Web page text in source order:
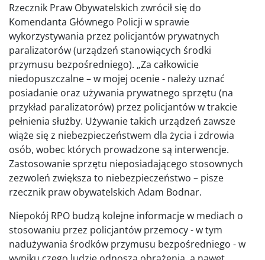
Rzecznik Praw Obywatelskich zwrócił się do
Komendanta Głównego Policji w sprawie
wykorzystywania przez policjantów prywatnych
paralizatorów (urządzeń stanowiących środki
przymusu bezpośredniego). „Za całkowicie
niedopuszczalne – w mojej ocenie - należy uznać
posiadanie oraz używania prywatnego sprzętu (na
przykład paralizatorów) przez policjantów w trakcie
pełnienia służby. Używanie takich urządzeń zawsze
wiąże się z niebezpieczeństwem dla życia i zdrowia
osób, wobec których prowadzone są interwencje.
Zastosowanie sprzętu nieposiadającego stosownych
zezwoleń zwiększa to niebezpieczeństwo – pisze
rzecznik praw obywatelskich Adam Bodnar.
Niepokój RPO budzą kolejne informacje w mediach o
stosowaniu przez policjantów przemocy - w tym
nadużywania środków przymusu bezpośredniego - w